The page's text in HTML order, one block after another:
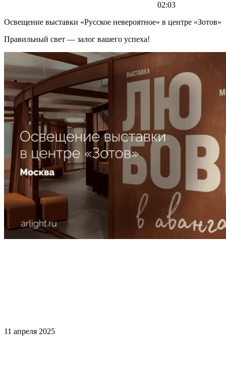
02:03
Освещение выставки «Русское невероятное» в центре «Зотов»
Правильный свет — залог вашего успеха!
11 апреля 2025